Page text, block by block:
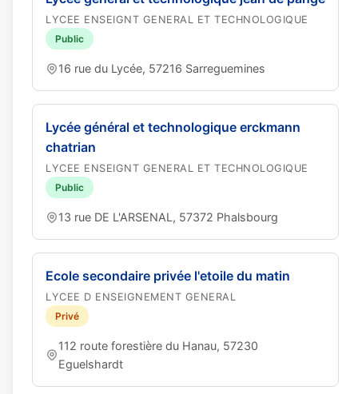
LYCEE ENSEIGNT GENERAL ET TECHNOLOGIQUE
Public
16 rue du Lycée, 57216 Sarreguemines
Lycée général et technologique erckmann
chatrian
LYCEE ENSEIGNT GENERAL ET TECHNOLOGIQUE
Public
13 rue DE L'ARSENAL, 57372 Phalsbourg
Ecole secondaire privée l'etoile du matin
LYCEE D ENSEIGNEMENT GENERAL
Privé
112 route forestière du Hanau, 57230
Eguelshardt